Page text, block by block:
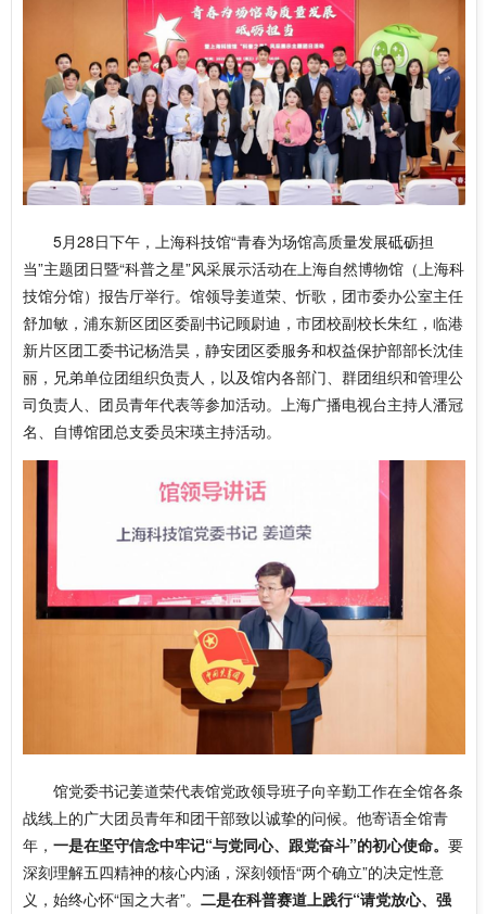
5月28日下午，上海科技馆“青春为场馆高质量发展砥砺担
当”主题团日暨“科普之星”风采展示活动在上海自然博物馆（上海科
技馆分馆）报告厅举行。馆领导姜道荣、忻歌，团市委办公室主任
舒加敏，浦东新区团区委副书记顾尉迪，市团校副校长朱红，临港
新片区团工委书记杨浩昊，静安团区委服务和权益保护部部长沈佳
丽，兄弟单位团组织负责人，以及馆内各部门、群团组织和管理公
司负责人、团员青年代表等参加活动。上海广播电视台主持人潘冠
名、自博馆团总支委员宋瑛主持活动。
馆党委书记姜道荣代表馆党政领导班子向辛勤工作在全馆各条
战线上的广大团员青年和团干部致以诚挚的问候。他寄语全馆青
年， 一是在坚守信念中牢记“与党同心、跟党奋斗”的初心使命。 要
深刻理解五四精神的核心内涵，深刻领悟“两个确立”的决定性意
义，始终心怀“国之大者”。 二是在科普赛道上践行“请党放心、强